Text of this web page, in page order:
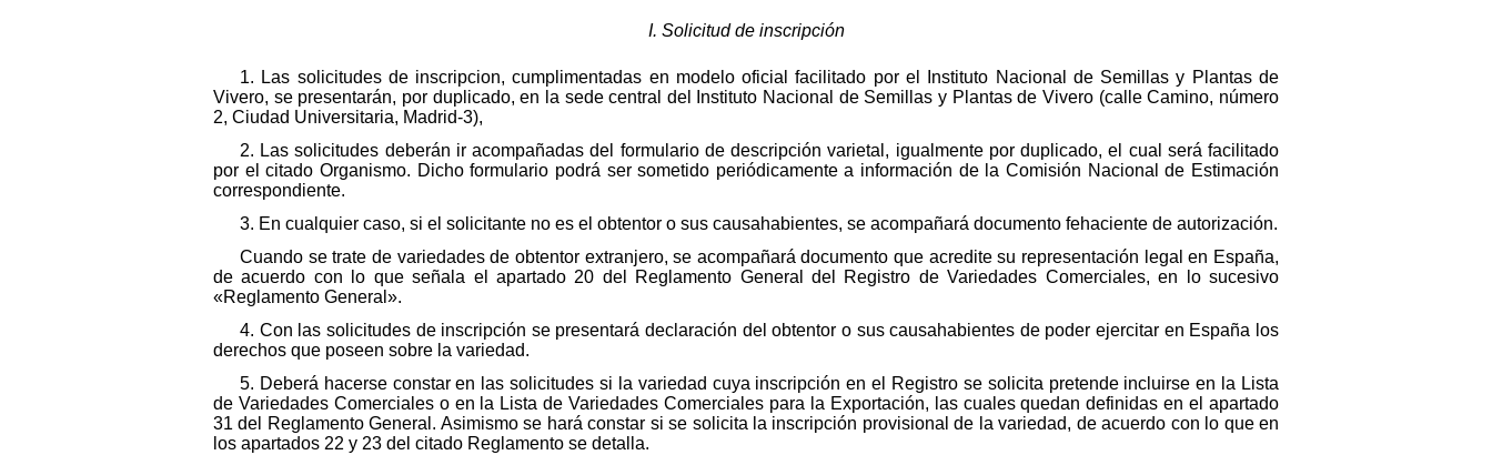
I. Solicitud de inscripción
1. Las solicitudes de inscripcion, cumplimentadas en modelo oficial facilitado por el Instituto Nacional de Semillas y Plantas de
Vivero, se presentarán, por duplicado, en la sede central del Instituto Nacional de Semillas y Plantas de Vivero (calle Camino, número
2, Ciudad Universitaria, Madrid-3),
2. Las solicitudes deberán ir acompañadas del formulario de descripción varietal, igualmente por duplicado, el cual será facilitado
por el citado Organismo. Dicho formulario podrá ser sometido periódicamente a información de la Comisión Nacional de Estimación
correspondiente.
3. En cualquier caso, si el solicitante no es el obtentor o sus causahabientes, se acompañará documento fehaciente de autorización.
Cuando se trate de variedades de obtentor extranjero, se acompañará documento que acredite su representación legal en España,
de acuerdo con lo que señala el apartado 20 del Reglamento General del Registro de Variedades Comerciales, en lo sucesivo
«Reglamento General».
4. Con las solicitudes de inscripción se presentará declaración del obtentor o sus causahabientes de poder ejercitar en España los
derechos que poseen sobre la variedad.
5. Deberá hacerse constar en las solicitudes si la variedad cuya inscripción en el Registro se solicita pretende incluirse en la Lista
de Variedades Comerciales o en la Lista de Variedades Comerciales para la Exportación, las cuales quedan definidas en el apartado
31 del Reglamento General. Asimismo se hará constar si se solicita la inscripción provisional de la variedad, de acuerdo con lo que en
los apartados 22 y 23 del citado Reglamento se detalla.